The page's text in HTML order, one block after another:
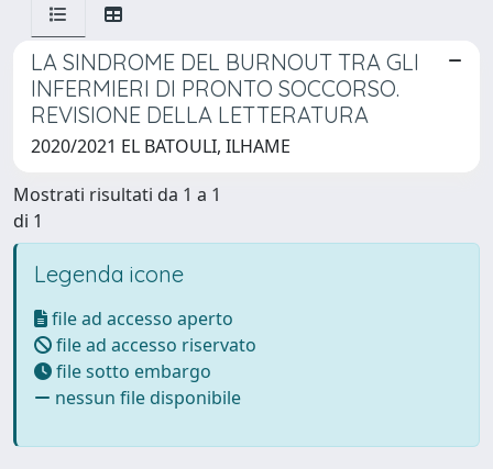
LA SINDROME DEL BURNOUT TRA GLI
INFERMIERI DI PRONTO SOCCORSO.
REVISIONE DELLA LETTERATURA
2020/2021 EL BATOULI, ILHAME
Mostrati risultati da 1 a 1
di 1
Legenda icone
file ad accesso aperto
file ad accesso riservato
file sotto embargo
nessun file disponibile